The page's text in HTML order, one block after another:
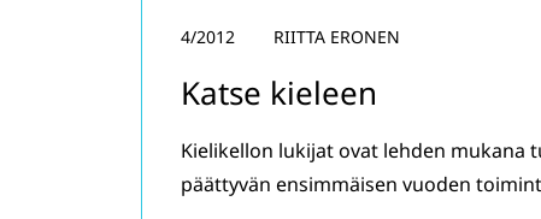
Katse kieleen
4/2012 RIITTA ERONEN
Kielikellon lukijat ovat lehden mukana
päättyvän ensimmäisen vuoden